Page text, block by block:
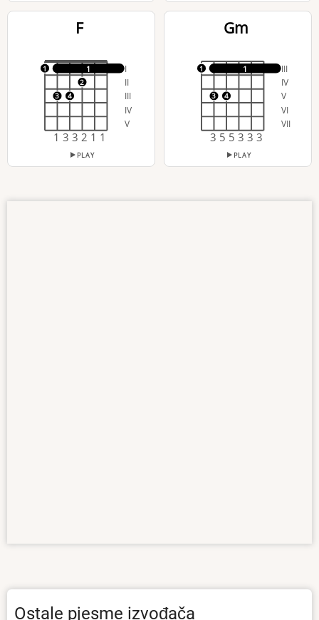
F
I
II
III
IV
V
1
1
3 4
2
1 3 3 2 1 1
PLAY
Gm
III
IV
V
VI
VII
1
1
3 4
3 5 5 3 3 3
PLAY
Ostale pjesme izvođača